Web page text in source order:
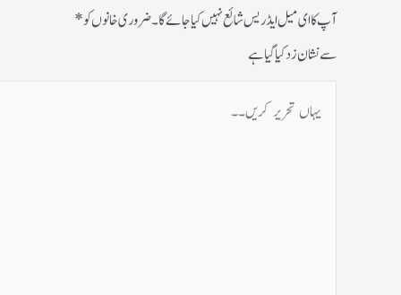
آپ کا ای میل ایڈریس شائع نہیں کیا جائے گا۔ضروری خانوں کو*
سے نشان زد کیا گیا ہے